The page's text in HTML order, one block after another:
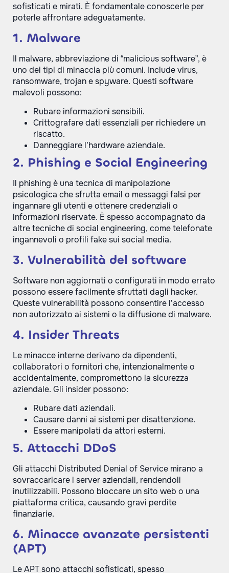
sofisticati e mirati. È fondamentale conoscerle per
poterle affrontare adeguatamente.
1. Malware
Il malware, abbreviazione di “malicious software”, è
uno dei tipi di minaccia più comuni. Include virus,
ransomware, trojan e spyware. Questi software
malevoli possono:
Rubare informazioni sensibili.
Crittografare dati essenziali per richiedere un
riscatto.
Danneggiare l’hardware aziendale.
2. Phishing e Social Engineering
Il phishing è una tecnica di manipolazione
psicologica che sfrutta email o messaggi falsi per
ingannare gli utenti e ottenere credenziali o
informazioni riservate. È spesso accompagnato da
altre tecniche di social engineering, come telefonate
ingannevoli o profili fake sui social media.
3. Vulnerabilità del software
Software non aggiornati o configurati in modo errato
possono essere facilmente sfruttati dagli hacker.
Queste vulnerabilità possono consentire l’accesso
non autorizzato ai sistemi o la diffusione di malware.
4. Insider Threats
Le minacce interne derivano da dipendenti,
collaboratori o fornitori che, intenzionalmente o
accidentalmente, compromettono la sicurezza
aziendale. Gli insider possono:
Rubare dati aziendali.
Causare danni ai sistemi per disattenzione.
Essere manipolati da attori esterni.
5. Attacchi DDoS
Gli attacchi Distributed Denial of Service mirano a
sovraccaricare i server aziendali, rendendoli
inutilizzabili. Possono bloccare un sito web o una
piattaforma critica, causando gravi perdite
finanziarie.
6. Minacce avanzate persistenti
(APT)
Le APT sono attacchi sofisticati, spesso